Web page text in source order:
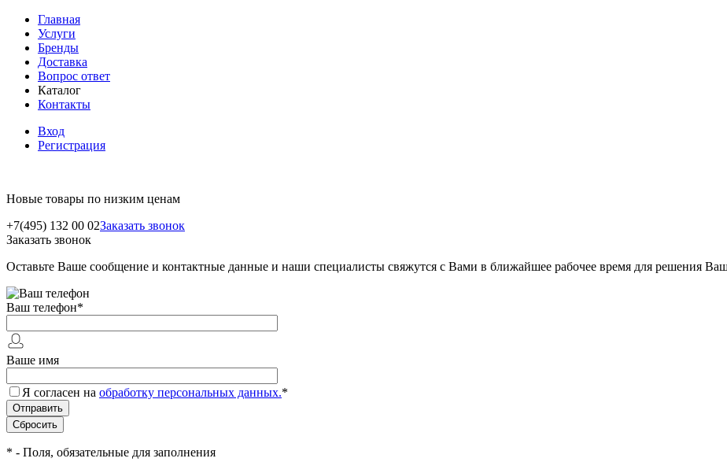
Главная
Услуги
Бренды
Доставка
Вопрос ответ
Каталог
Контакты
Вход
Регистрация
Новые товары по низким ценам
+7(495) 132 00 02Заказать звонок
Заказать звонок
Оставьте Ваше сообщение и контактные данные и наши специалисты свяжутся с Вами в ближайшее рабочее время для решения
Ваш телефон*
Ваше имя
Я согласен на обработку персональных данных.*
* - Поля, обязательные для заполнения